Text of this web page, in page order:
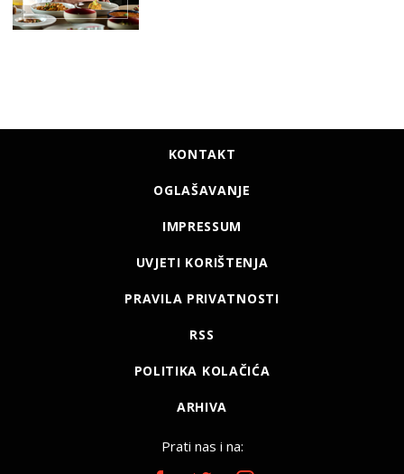
KONTAKT
OGLAŠAVANJE
IMPRESSUM
UVJETI KORIŠTENJA
PRAVILA PRIVATNOSTI
RSS
POLITIKA KOLAČIĆA
ARHIVA
Prati nas i na: